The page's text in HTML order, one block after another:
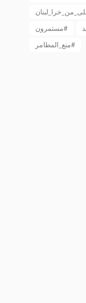
مستمرون#
منع_المطامر#